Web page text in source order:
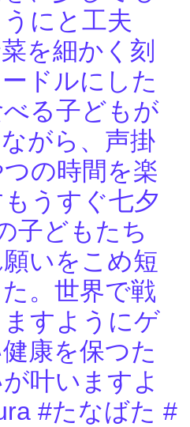
にと工夫
を細かく刻
ドルにした
る子どもが
がら、声掛
の時間を楽
うすぐ七夕
子どもたち
いをこめ短
。世界で戦
すようにゲ
康を保つた
叶いますよ
#たなばた #